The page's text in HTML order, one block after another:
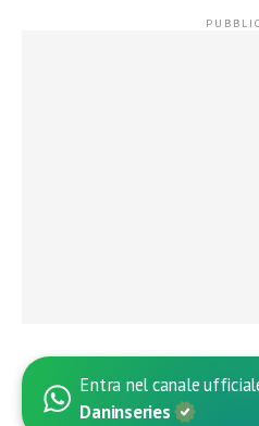
Entra nel canale
Daninseries